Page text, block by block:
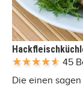
45
Die einen